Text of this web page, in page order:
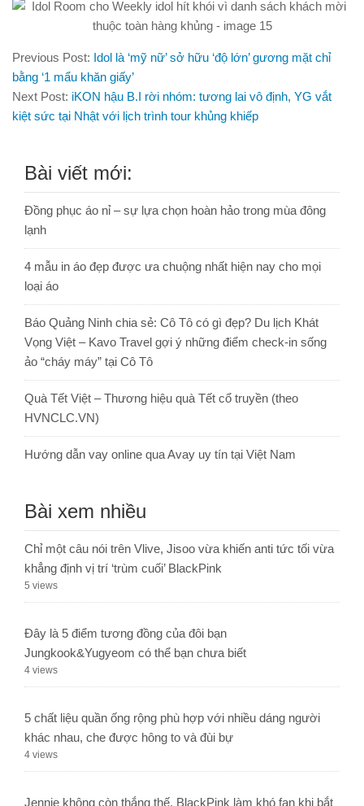
Previous Post: Idol là ‘mỹ nữ’ sở hữu ‘độ lớn’ gương mặt chỉ
bằng ‘1 mẩu khăn giấy’
Next Post: iKON hậu B.I rời nhóm: tương lai vô định, YG vắt
kiệt sức tại Nhật với lịch trình tour khủng khiếp
Bài viết mới:
Đồng phục áo nỉ – sự lựa chọn hoàn hảo trong mùa đông
lạnh
4 mẫu in áo đẹp được ưa chuộng nhất hiện nay cho mọi
loại áo
Báo Quảng Ninh chia sẻ: Cô Tô có gì đẹp? Du lịch Khát
Vọng Việt – Kavo Travel gợi ý những điểm check-in sống
ảo “cháy máy” tại Cô Tô
Quà Tết Việt – Thương hiệu quà Tết cổ truyền (theo
HVNCLC.VN)
Hướng dẫn vay online qua Avay uy tín tại Việt Nam
Bài xem nhiều
Chỉ một câu nói trên Vlive, Jisoo vừa khiến anti tức tối vừa
khẳng định vị trí ‘trùm cuối’ BlackPink
5 views
Đây là 5 điểm tương đồng của đôi bạn
Jungkook&Yugyeom có thể bạn chưa biết
4 views
5 chất liệu quần ống rộng phù hợp với nhiều dáng người
khác nhau, che được hông to và đùi bự
4 views
Jennie không còn thắng thế, BlackPink làm khó fan khi bắt